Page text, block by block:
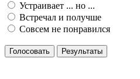
Устраивает ... но ...
Встречал и получше
Совсем не понравился
Голосовать Результаты